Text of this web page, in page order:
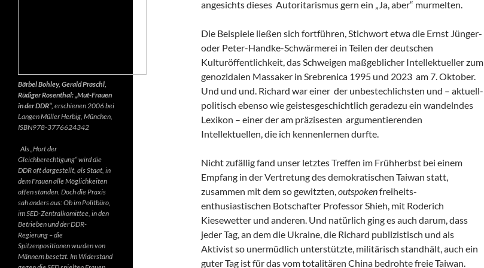
angesichts dieses Autoritarismus gern ein „Ja, aber“ murmelten.
Die Beispiele ließen sich fortführen, Stichwort etwa die Ernst Jünger-
oder Peter-Handke-Schwärmerei in Teilen der deutschen
Kulturöffentlichkeit, das Schweigen maßgeblicher Intellektueller zum
genozidalen Massaker in Srebrenica 1995 und 2023 am 7. Oktober.
Und und und. Richard war einer der unbestechlichsten und – aktuell-
politisch ebenso wie geistesgeschichtlich geradezu ein wandelndes
Lexikon – einer der am präzisesten argumentierenden
Intellektuellen, die ich kennenlernen durfte.
Nicht zufällig fand unser letztes Treffen im Frühherbst bei einem
Empfang in der Vertretung des demokratischen Taiwan statt,
zusammen mit dem so gewitzten, outspokenfreiheits-
enthusiastischen Botschafter Professor Shieh, mit Roderich
Kiesewetter und anderen. Und natürlich ging es auch darum, dass
jeder Tag, an dem die Ukraine, die Richard publizistisch und als
Aktivist so unermüdlich unterstützte, militärisch standhält, auch ein
guter Tag ist für das vom totalitären China bedrohte freie Taiwan.
Bärbel Bohley, Gerald Praschl,
Rüdiger Rosenthal: „Mut-Frauen
in der DDR“, erschienen 2006 bei
Langen Müller Herbig, München,
ISBN978-3776624342
Als „Hort der
Gleichberechtigung“ wird die
DDR oft dargestellt, als Staat, in
dem Frauen alle Möglichkeiten
offen standen. Doch die Praxis
sah anders aus: Ob im Politbüro,
im SED-Zentralkomittee, in den
Betrieben und der DDR-
Regierung – die
Spitzenpositionen wurden von
Männern besetzt. Im Widerstand